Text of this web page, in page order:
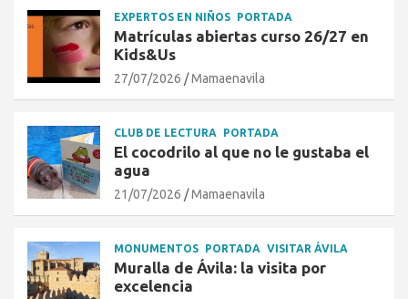
EXPERTOS EN NIÑOS PORTADA
Matrículas abiertas curso 26/27 en
Kids&Us
27/07/2026 Mamaenavila
CLUB DE LECTURA PORTADA
El cocodrilo al que no le gustaba el
agua
21/07/2026 Mamaenavila
MONUMENTOS PORTADA VISITAR ÁVILA
Muralla de Ávila: la visita por
excelencia